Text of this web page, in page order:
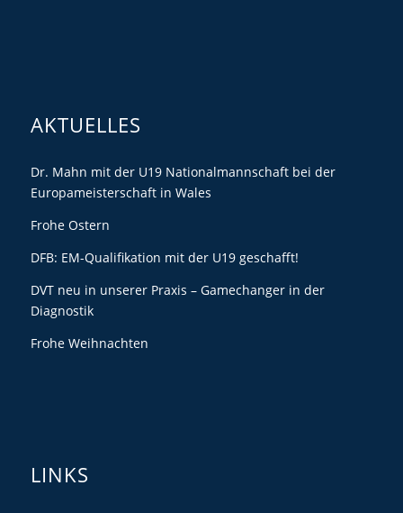
AKTUELLES
Dr. Mahn mit der U19 Nationalmannschaft bei der
Europameisterschaft in Wales
Frohe Ostern
DFB: EM-Qualifikation mit der U19 geschafft!
DVT neu in unserer Praxis – Gamechanger in der
Diagnostik
Frohe Weihnachten
LINKS